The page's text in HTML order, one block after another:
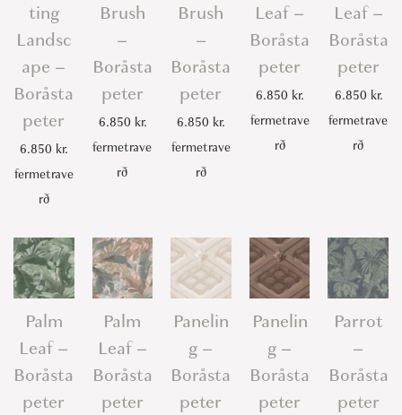
ting
Landsc
ape –
Boråsta
peter
6.850 kr.
fermetrave
rð
Brush
–
Boråsta
peter
6.850 kr.
fermetrave
rð
Brush
–
Boråsta
peter
6.850 kr.
fermetrave
rð
Leaf –
Boråsta
peter
6.850 kr.
fermetrave
rð
Leaf –
Boråsta
peter
6.850 kr.
fermetrave
rð
Palm
Leaf –
Boråsta
peter
Palm
Leaf –
Boråsta
peter
Panelin
g –
Boråsta
peter
Panelin
g –
Boråsta
peter
Parrot
–
Boråsta
peter